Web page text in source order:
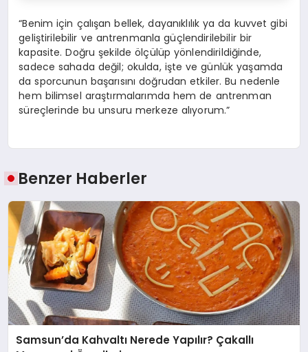
“Benim için çalışan bellek, dayanıklılık ya da kuvvet gibi
geliştirilebilir ve antrenmanla güçlendirilebilir bir
kapasite. Doğru şekilde ölçülüp yönlendirildiğinde,
sadece sahada değil; okulda, işte ve günlük yaşamda
da sporcunun başarısını doğrudan etkiler. Bu nedenle
hem bilimsel araştırmalarımda hem de antrenman
süreçlerinde bu unsuru merkeze alıyorum.”
Benzer Haberler
Samsun’da Kahvaltı Nerede Yapılır? Çakallı